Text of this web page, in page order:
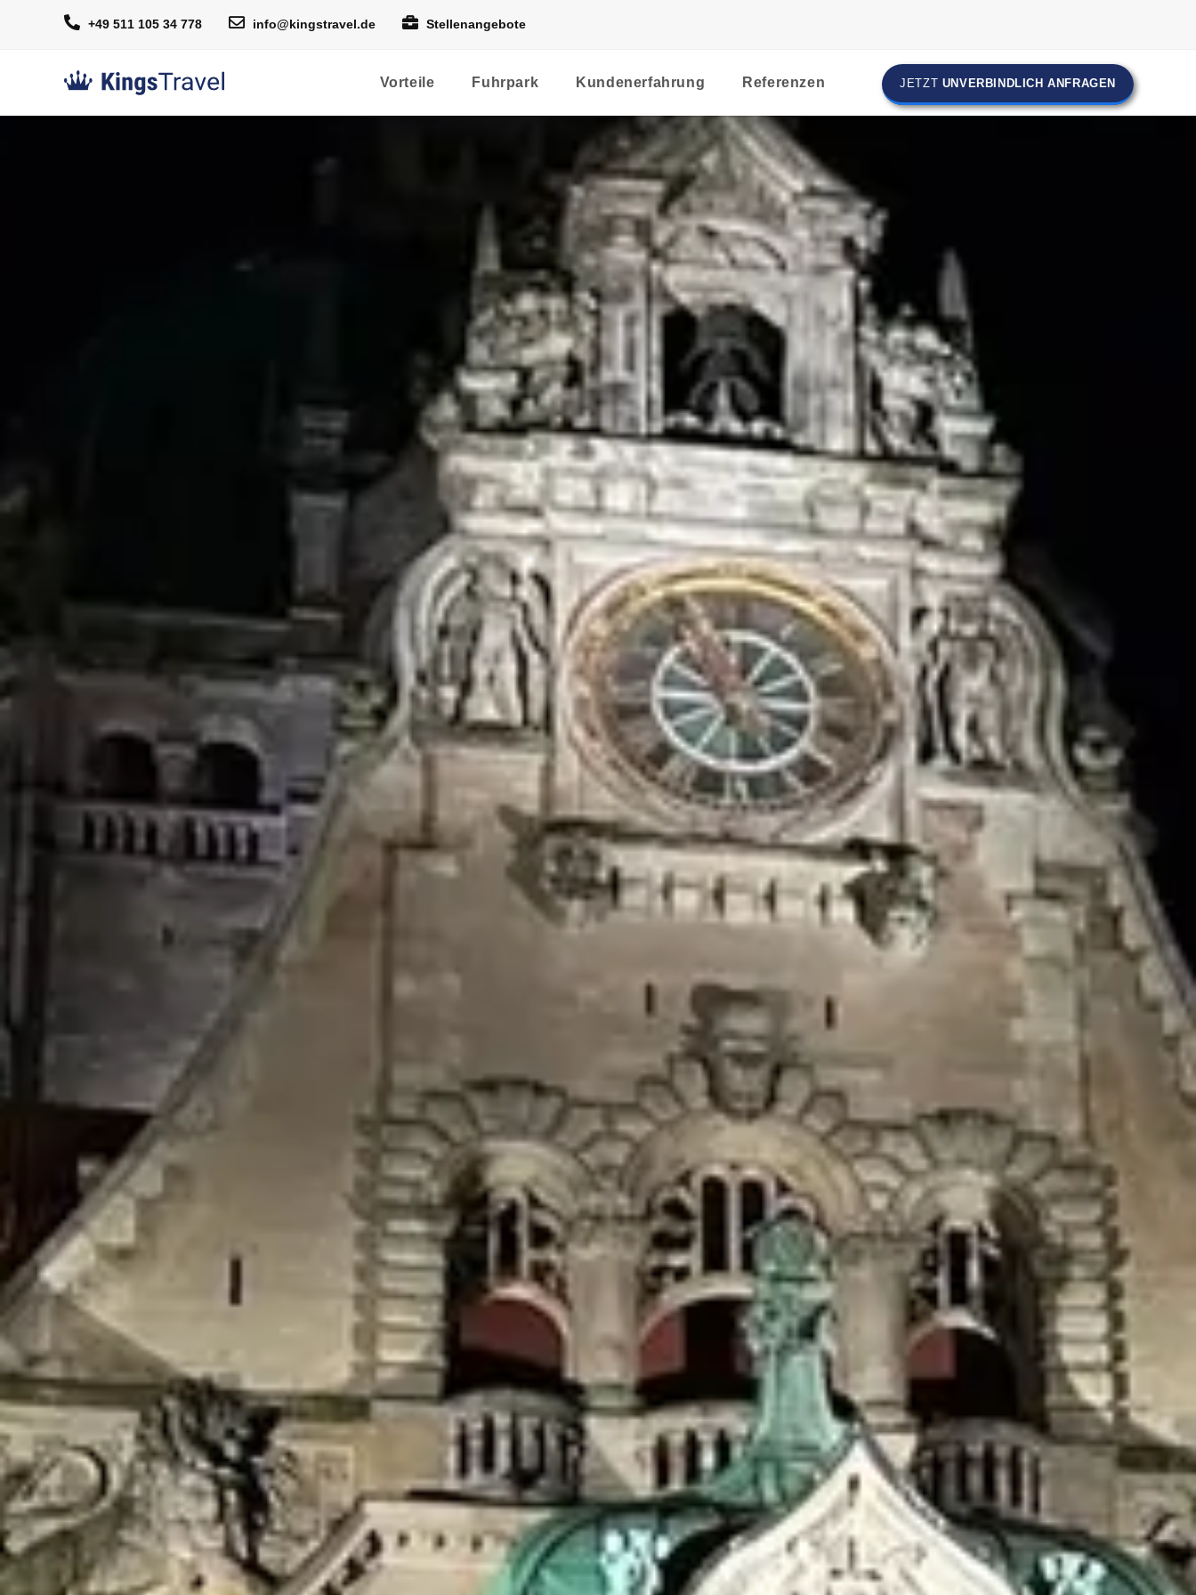
+49 511 105 34 778 info@kingstravel.de Stellenangebote
Vorteile Fuhrpark Kundenerfahrung Referenzen JETZT UNVERBINDLICH ANFRAGEN